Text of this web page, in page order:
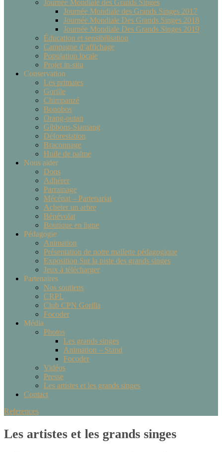
Journée Mondiale des Grands Singes
Journée Mondiale des Grands Singes 2017
Journée Mondiale Des Grands Singes 2018
Journée Mondiale Des Grands Singes 2019
Éducation et sensibilisation
Campagne d’affichage
Population locale
Projet in-situ
Conservation
Les primates
Gorille
Chimpanzé
Bonobos
Orang-outan
Gibbons-Siamang
Déforestation
Braconnage
Huile de palme
Nous aider
Dons
Adhérer
Parrainage
Mécénat – Partenariat
Acheter un arbre
Bénévolat
Boutique en ligne
Pédagogie
Animation
Présentation de notre mallette pédagogique
Exposition Sur la piste des grands singes
Jeux à télécharger
Partenaires
Nos soutiens
CRPL
Club CPN Gorilla
Focoder
Média
Photos
Les grands singes
Animation – Stand
Focoder
Vidéos
Presse
Les artistes et les grands singes
Contact
References
Les artistes et les grands singes